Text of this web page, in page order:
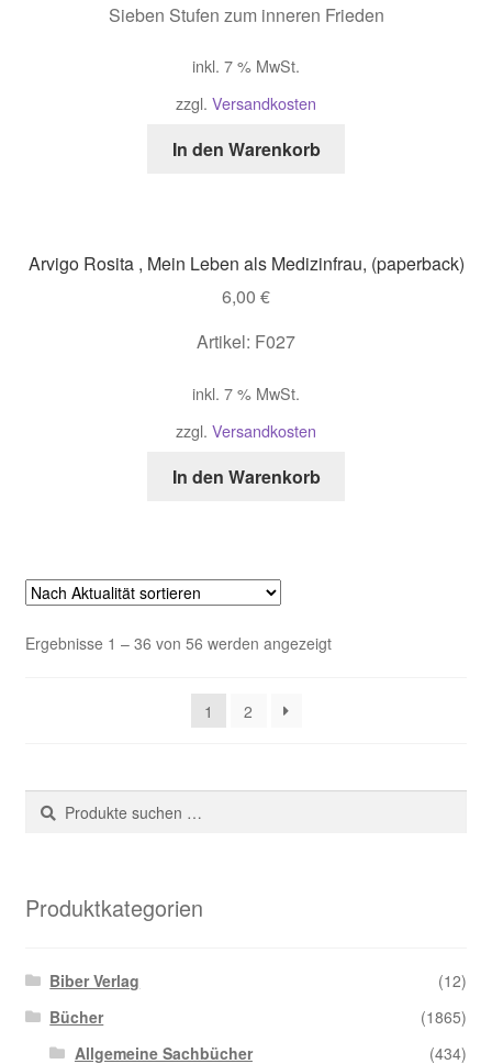
Sieben Stufen zum inneren Frieden
inkl. 7 % MwSt.
zzgl. Versandkosten
In den Warenkorb
Arvigo Rosita , Mein Leben als Medizinfrau, (paperback)
6,00 €
Artikel: F027
inkl. 7 % MwSt.
zzgl. Versandkosten
In den Warenkorb
Ergebnisse 1 – 36 von 56 werden angezeigtNach
1
2
Suche
nach:
Suchen
Produktkategorien
Biber Verlag
(12)
Bücher
(1865)
Allgemeine Sachbücher
(434)